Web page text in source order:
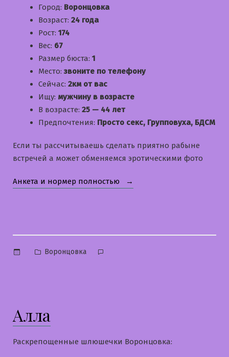
Город: Воронцовка
Возраст: 24 года
Рост: 174
Вес: 67
Размер бюста: 1
Место:звоните по телефону
Сейчас: 2км от вас
Ищу: мужчину в возрасте
В возрасте: 25 — 44 лет
Предпочтения: Просто секс, Групповуха, БДСМ
Если ты рассчитываешь сделать приятно рабыне
встречей а может обменяемся эротическими фото
Анкета и нормер полностью «Яна»
Опубликовано
Воронцовка
Алла
Раскрепощенные шлюшечки Воронцовка: